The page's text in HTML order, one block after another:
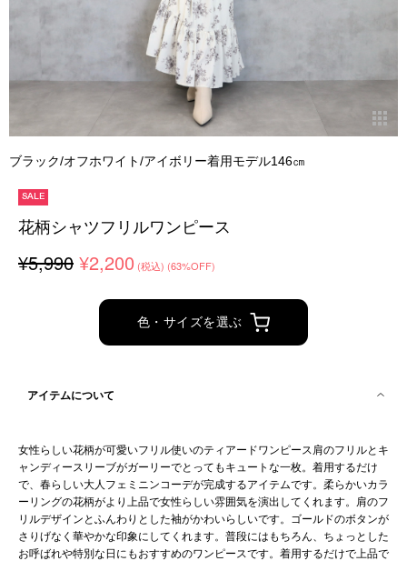
ブラック/オフホワイト/アイボリー着用モデル146㎝
SALE
花柄シャツフリルワンピース
¥5,990 ¥2,200 (税込) (63%OFF)
色・サイズを選ぶ
アイテムについて
女性らしい花柄が可愛いフリル使いのティアードワンピース肩のフリルとキ
ャンディースリーブがガーリーでとってもキュートな一枚。着用するだけ
で、春らしい大人フェミニンコーデが完成するアイテムです。柔らかいカラ
ーリングの花柄がより上品で女性らしい雰囲気を演出してくれます。肩のフ
リルデザインとふんわりとした袖がかわいらしいです。ゴールドのボタンが
さりげなく華やかな印象にしてくれます。普段にはもちろん、ちょっとした
お呼ばれや特別な日にもおすすめのワンピースです。着用するだけで上品で